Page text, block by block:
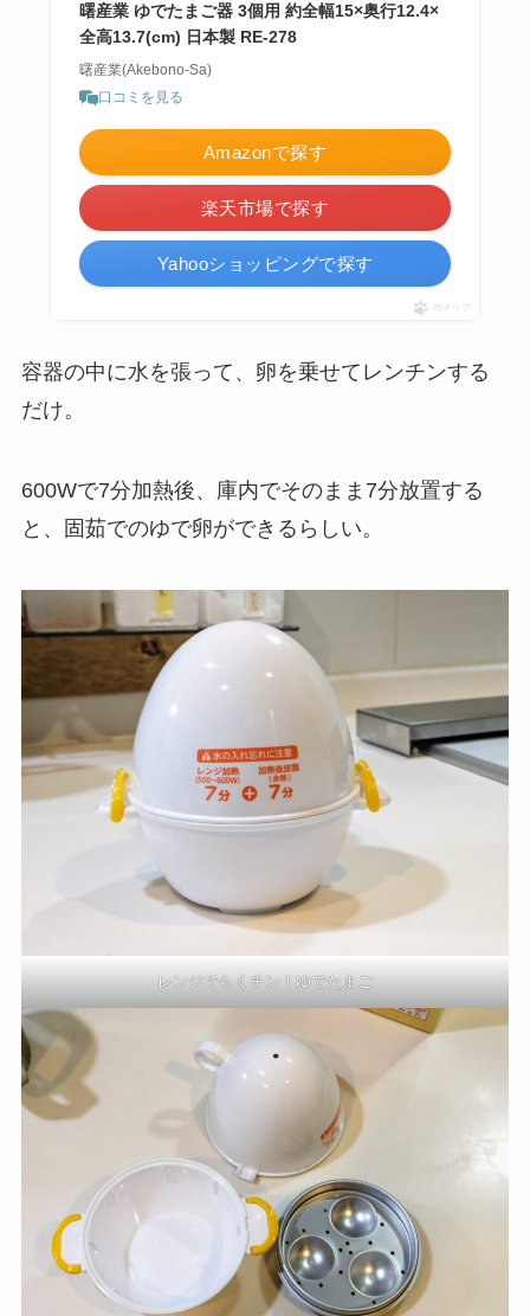
曙産業 ゆでたまご器 3個用 約全幅15×奥行12.4×
全高13.7(cm) 日本製 RE-278
曙産業(Akebono-Sa)
口コミを見る
Amazonで探す
楽天市場で探す
Yahooショッピングで探す
ポチップ
容器の中に水を張って、卵を乗せてレンチンする
だけ。
600Wで7分加熱後、庫内でそのまま7分放置する
と、固茹でのゆで卵ができるらしい。
レンジでらくチン！ゆでたまご